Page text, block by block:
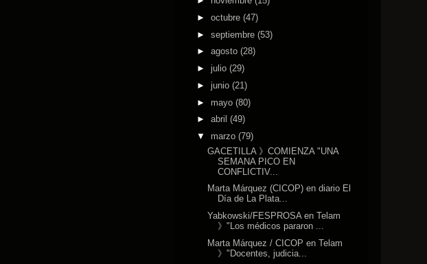
► octubre (47)
► septiembre (53)
► agosto (28)
► julio (29)
► junio (21)
► mayo (80)
► abril (49)
▼ marzo (79)
GACETILLA 》COMIENZA "UNA
SEMANA PICO EN
CONFLICTIV...
Marta Márquez (CICOP) en diario El
Día de La Plata...
Yabkowski/FESPROSA en Telam
》"Los médicos pararon ...
Marta Márquez / CICOP en Telam
》"Docentes, judicia...